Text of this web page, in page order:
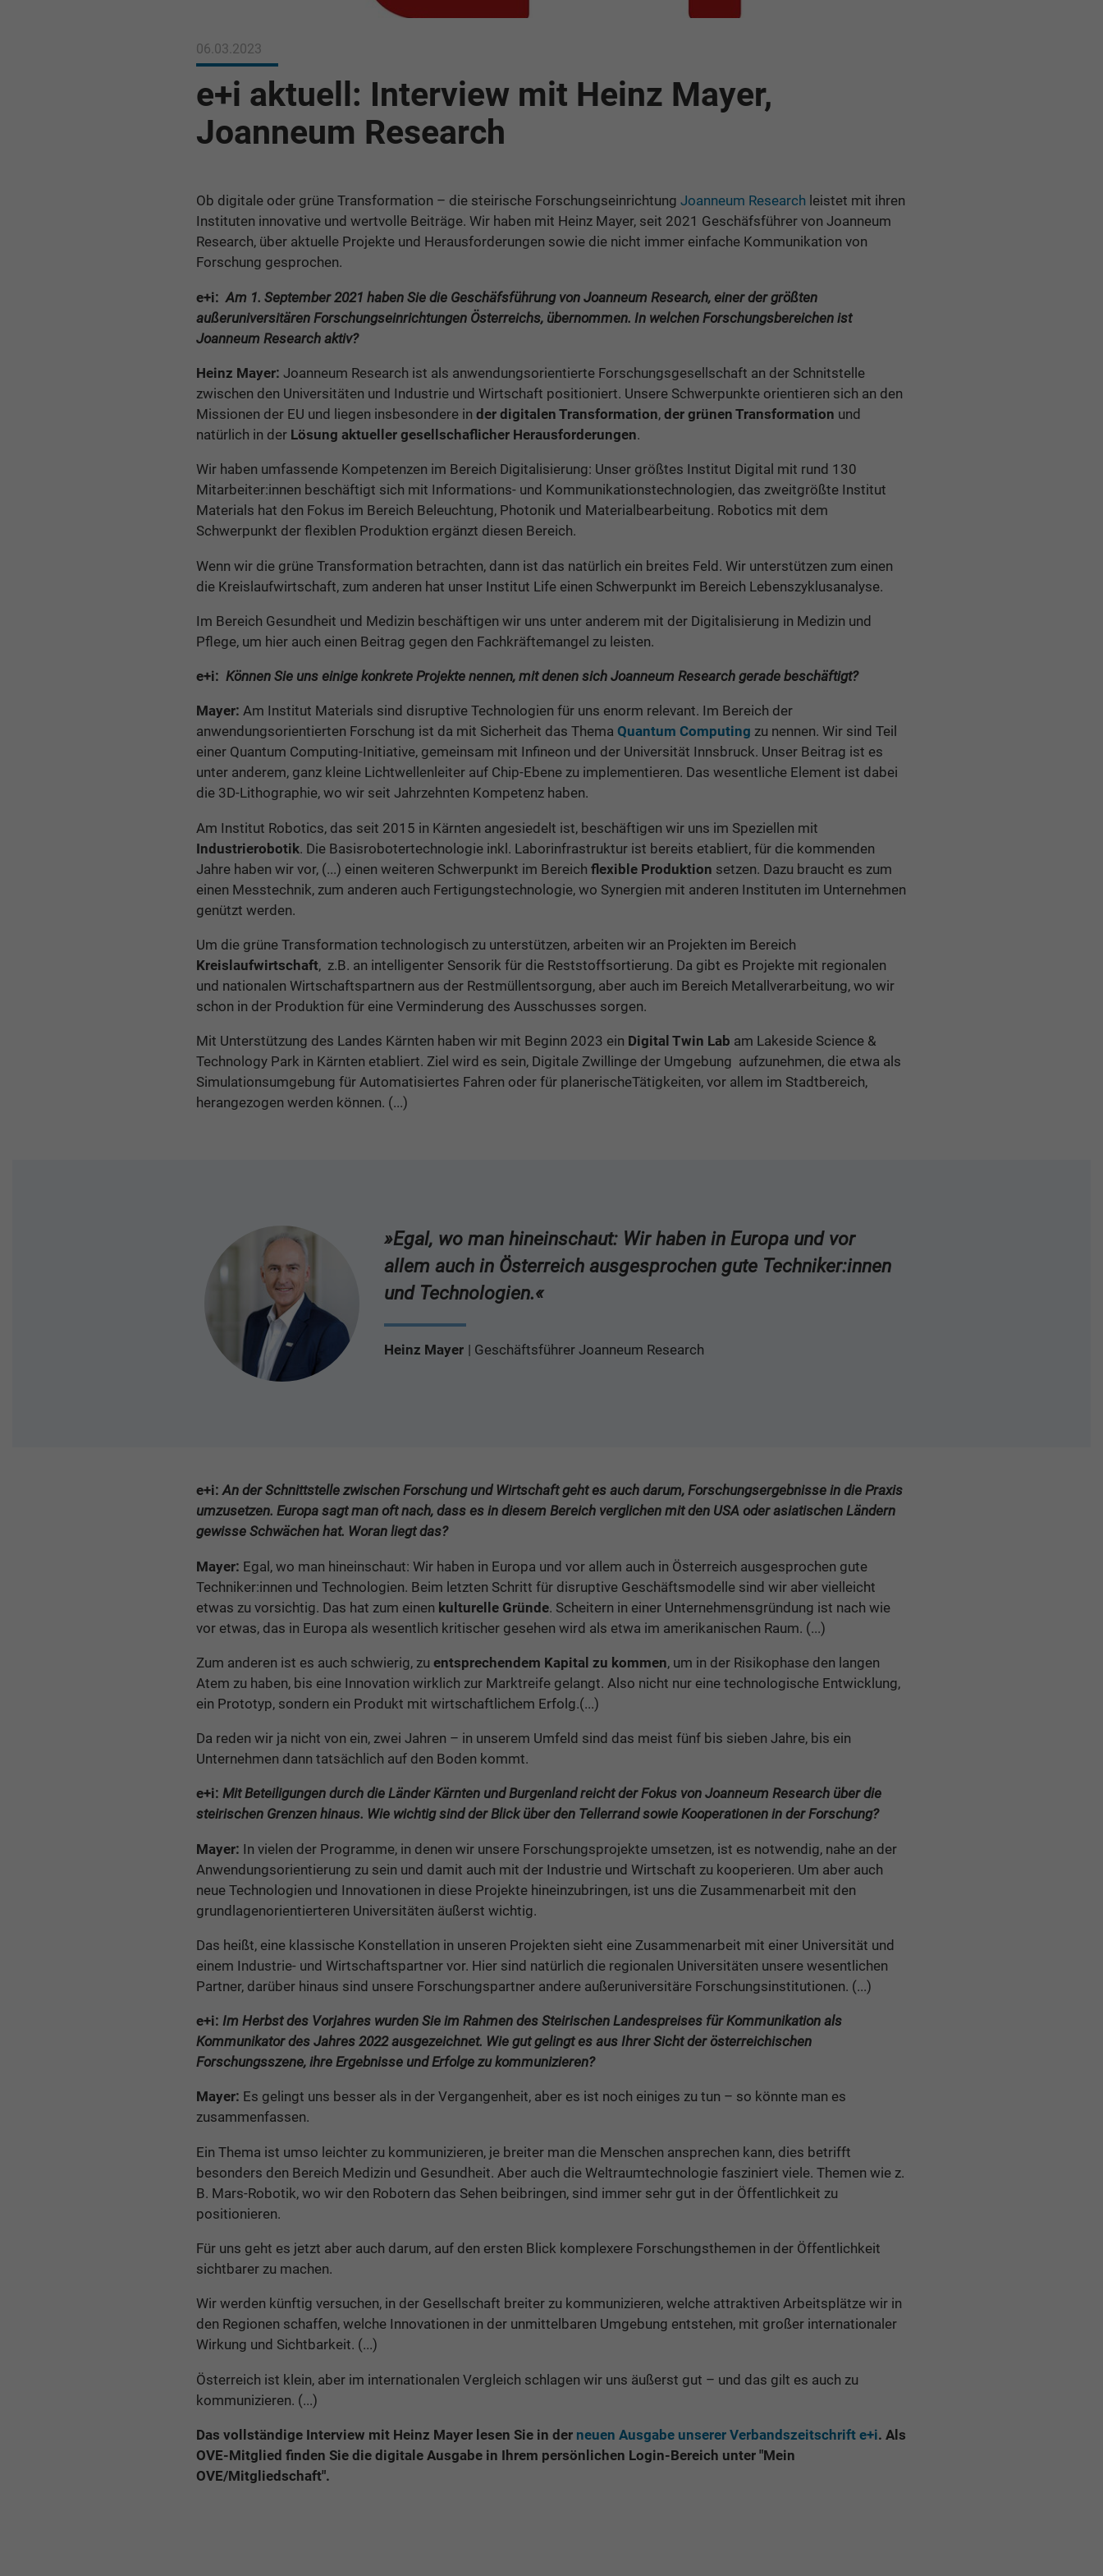
06.03.2023
e+i aktuell: Interview mit Heinz Mayer,
Joanneum Research
Ob digitale oder grüne Transformation – die steirische Forschungseinrichtung Joanneum Research leistet mit ihren
Instituten innovative und wertvolle Beiträge. Wir haben mit Heinz Mayer, seit 2021 Geschäfsführer von Joanneum
Research, über aktuelle Projekte und Herausforderungen sowie die nicht immer einfache Kommunikation von
Forschung gesprochen.
e+i: Am 1. September 2021 haben Sie die Geschäfsführung von Joanneum Research, einer der größten
außeruniversitären Forschungseinrichtungen Österreichs, übernommen. In welchen Forschungsbereichen ist
Joanneum Research aktiv?
Heinz Mayer: Joanneum Research ist als anwendungsorientierte Forschungsgesellschaft an der Schnitstelle
zwischen den Universitäten und Industrie und Wirtschaft positioniert. Unsere Schwerpunkte orientieren sich an den
Missionen der EU und liegen insbesondere in der digitalen Transformation, der grünen Transformation und
natürlich in der Lösung aktueller gesellschaflicher Herausforderungen.
Wir haben umfassende Kompetenzen im Bereich Digitalisierung: Unser größtes Institut Digital mit rund 130
Mitarbeiter:innen beschäftigt sich mit Informations- und Kommunikationstechnologien, das zweitgrößte Institut
Materials hat den Fokus im Bereich Beleuchtung, Photonik und Materialbearbeitung. Robotics mit dem
Schwerpunkt der flexiblen Produktion ergänzt diesen Bereich.
Wenn wir die grüne Transformation betrachten, dann ist das natürlich ein breites Feld. Wir unterstützen zum einen
die Kreislaufwirtschaft, zum anderen hat unser Institut Life einen Schwerpunkt im Bereich Lebenszyklusanalyse.
Im Bereich Gesundheit und Medizin beschäftigen wir uns unter anderem mit der Digitalisierung in Medizin und
Pflege, um hier auch einen Beitrag gegen den Fachkräftemangel zu leisten.
e+i: Können Sie uns einige konkrete Projekte nennen, mit denen sich Joanneum Research gerade beschäftigt?
Mayer: Am Institut Materials sind disruptive Technologien für uns enorm relevant. Im Bereich der
anwendungsorientierten Forschung ist da mit Sicherheit das Thema Quantum Computing zu nennen. Wir sind Teil
einer Quantum Computing-Initiative, gemeinsam mit Infineon und der Universität Innsbruck. Unser Beitrag ist es
unter anderem, ganz kleine Lichtwellenleiter auf Chip-Ebene zu implementieren. Das wesentliche Element ist dabei
die 3D-Lithographie, wo wir seit Jahrzehnten Kompetenz haben.
Am Institut Robotics, das seit 2015 in Kärnten angesiedelt ist, beschäftigen wir uns im Speziellen mit
Industrierobotik. Die Basisrobotertechnologie inkl. Laborinfrastruktur ist bereits etabliert, für die kommenden
Jahre haben wir vor, (...) einen weiteren Schwerpunkt im Bereich flexible Produktion setzen. Dazu braucht es zum
einen Messtechnik, zum anderen auch Fertigungstechnologie, wo Synergien mit anderen Instituten im Unternehmen
genützt werden.
Um die grüne Transformation technologisch zu unterstützen, arbeiten wir an Projekten im Bereich
Kreislaufwirtschaft, z.B. an intelligenter Sensorik für die Reststoffsortierung. Da gibt es Projekte mit regionalen
und nationalen Wirtschaftspartnern aus der Restmüllentsorgung, aber auch im Bereich Metallverarbeitung, wo wir
schon in der Produktion für eine Verminderung des Ausschusses sorgen.
Mit Unterstützung des Landes Kärnten haben wir mit Beginn 2023 ein Digital Twin Lab am Lakeside Science &
Technology Park in Kärnten etabliert. Ziel wird es sein, Digitale Zwillinge der Umgebung aufzunehmen, die etwa als
Simulationsumgebung für Automatisiertes Fahren oder für planerischeTätigkeiten, vor allem im Stadtbereich,
herangezogen werden können. (...)
»Egal, wo man hineinschaut: Wir haben in Europa und vor
allem auch in Österreich ausgesprochen gute Techniker:innen
und Technologien.«
Heinz Mayer Geschäftsführer Joanneum Research
e+i:An der Schnittstelle zwischen Forschung und Wirtschaft geht es auch darum, Forschungsergebnisse in die Praxis
umzusetzen. Europa sagt man oft nach, dass es in diesem Bereich verglichen mit den USA oder asiatischen Ländern
gewisse Schwächen hat. Woran liegt das?
Mayer: Egal, wo man hineinschaut: Wir haben in Europa und vor allem auch in Österreich ausgesprochen gute
Techniker:innen und Technologien. Beim letzten Schritt für disruptive Geschäftsmodelle sind wir aber vielleicht
etwas zu vorsichtig. Das hat zum einen kulturelle Gründe. Scheitern in einer Unternehmensgründung ist nach wie
vor etwas, das in Europa als wesentlich kritischer gesehen wird als etwa im amerikanischen Raum. (...)
Zum anderen ist es auch schwierig, zu entsprechendem Kapital zu kommen, um in der Risikophase den langen
Atem zu haben, bis eine Innovation wirklich zur Marktreife gelangt. Also nicht nur eine technologische Entwicklung,
ein Prototyp, sondern ein Produkt mit wirtschaftlichem Erfolg.(...)
Da reden wir ja nicht von ein, zwei Jahren – in unserem Umfeld sind das meist fünf bis sieben Jahre, bis ein
Unternehmen dann tatsächlich auf den Boden kommt.
e+i: Mit Beteiligungen durch die Länder Kärnten und Burgenland reicht der Fokus von Joanneum Research über die
steirischen Grenzen hinaus. Wie wichtig sind der Blick über den Tellerrand sowie Kooperationen in der Forschung?
Mayer: In vielen der Programme, in denen wir unsere Forschungsprojekte umsetzen, ist es notwendig, nahe an der
Anwendungsorientierung zu sein und damit auch mit der Industrie und Wirtschaft zu kooperieren. Um aber auch
neue Technologien und Innovationen in diese Projekte hineinzubringen, ist uns die Zusammenarbeit mit den
grundlagenorientierteren Universitäten äußerst wichtig.
Das heißt, eine klassische Konstellation in unseren Projekten sieht eine Zusammenarbeit mit einer Universität und
einem Industrie- und Wirtschaftspartner vor. Hier sind natürlich die regionalen Universitäten unsere wesentlichen
Partner, darüber hinaus sind unsere Forschungspartner andere außeruniversitäre Forschungsinstitutionen. (...)
e+i: Im Herbst des Vorjahres wurden Sie im Rahmen des Steirischen Landespreises für Kommunikation als
Kommunikator des Jahres 2022 ausgezeichnet. Wie gut gelingt es aus Ihrer Sicht der österreichischen
Forschungsszene, ihre Ergebnisse und Erfolge zu kommunizieren?
Mayer: Es gelingt uns besser als in der Vergangenheit, aber es ist noch einiges zu tun – so könnte man es
zusammenfassen.
Ein Thema ist umso leichter zu kommunizieren, je breiter man die Menschen ansprechen kann, dies betrifft
besonders den Bereich Medizin und Gesundheit. Aber auch die Weltraumtechnologie fasziniert viele. Themen wie z.
B. Mars-Robotik, wo wir den Robotern das Sehen beibringen, sind immer sehr gut in der Öffentlichkeit zu
positionieren.
Für uns geht es jetzt aber auch darum, auf den ersten Blick komplexere Forschungsthemen in der Öffentlichkeit
sichtbarer zu machen.
Wir werden künftig versuchen, in der Gesellschaft breiter zu kommunizieren, welche attraktiven Arbeitsplätze wir in
den Regionen schaffen, welche Innovationen in der unmittelbaren Umgebung entstehen, mit großer internationaler
Wirkung und Sichtbarkeit. (...)
Österreich ist klein, aber im internationalen Vergleich schlagen wir uns äußerst gut – und das gilt es auch zu
kommunizieren. (...)
Das vollständige Interview mit Heinz Mayer lesen Sie in der neuen Ausgabe unserer Verbandszeitschrift e+i. Als
OVE-Mitglied finden Sie die digitale Ausgabe in Ihrem persönlichen Login-Bereich unter "Mein
OVE/Mitgliedschaft".